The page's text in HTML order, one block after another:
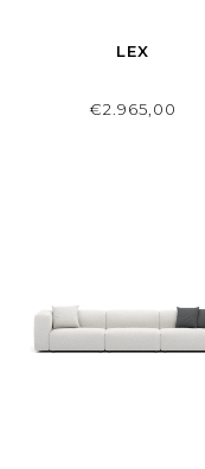
LEX
€2.965,00